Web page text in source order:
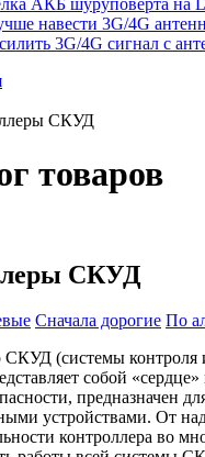
навести 3G/4G
3G/4G сигнал с
СКУД
товаров
СКУД
Сначала дорогие По
(системы контроля
собой
предназначен
устройствами. От
контроллера во